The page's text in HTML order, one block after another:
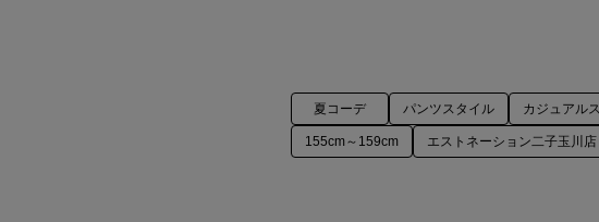
夏コーデ パンツスタイル カジュアル
155cm～159cm エストネーション二子玉川店